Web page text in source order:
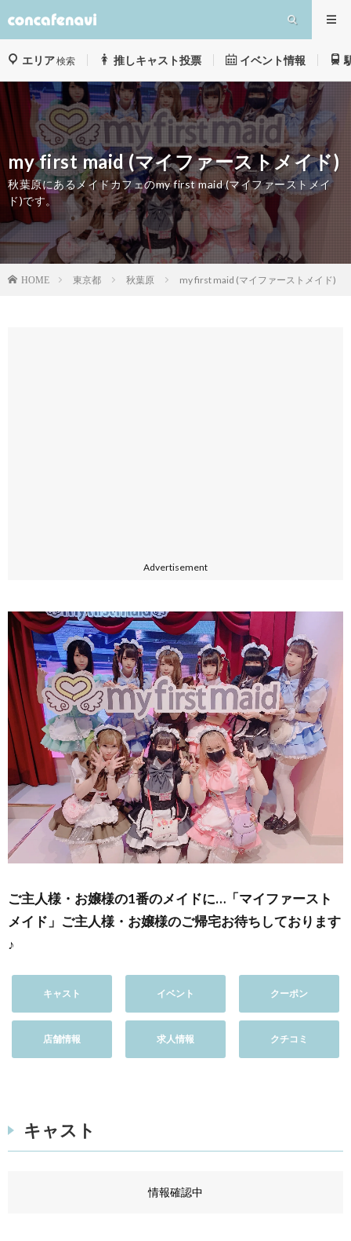
エリア検索 推しキャスト投票 イベント情報
my first maid (マイファーストメイド)
秋葉原にあるメイドカフェのmy first maid (マイファーストメイ
ド)です。
HOME 東京都 秋葉原 my first maid (マイファーストメイド)
Advertisement
ご主人様・お嬢様の1番のメイドに…「マイファースト
メイド」ご主人様・お嬢様のご帰宅お待ちしております
♪
キャスト イベント クーポン
店舗情報 求人情報 クチコミ
キャスト
情報確認中